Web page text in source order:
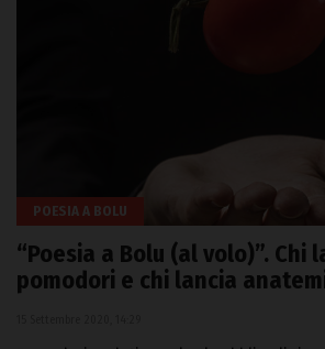
POESIA A BOLU
“Poesia a Bolu (al volo)”. Chi
pomodori e chi lancia